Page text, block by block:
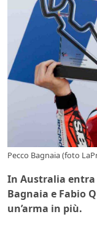
Pecco Bagnaia (foto
In Australia entra
Bagnaia e Fabio
un’arma in più.